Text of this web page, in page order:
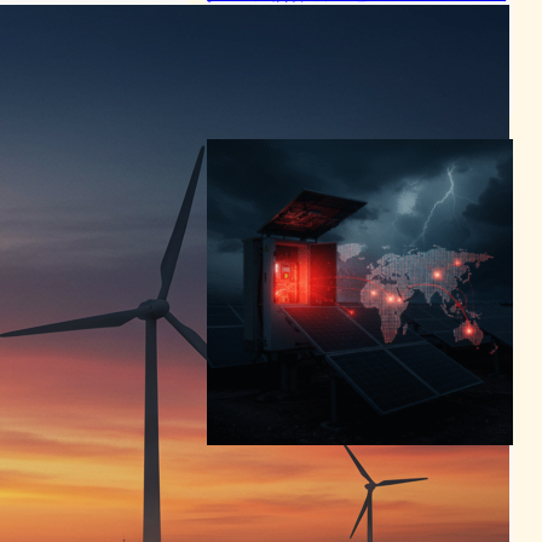
中国製太陽光インバーターに
隠された通信デバイス発見、
米国電力網への脅威が浮上